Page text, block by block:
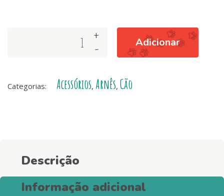
-
+ Adicionar
Categorias: Acessórios, Arnês, Cão
Descrição
Informação adicional